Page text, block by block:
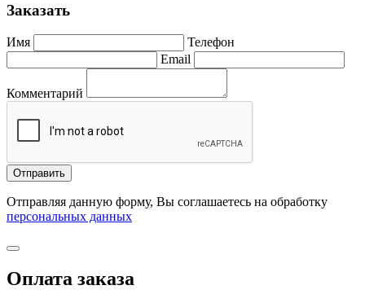
Заказать
Имя
Телефон
Email
Комментарий
Отправить
Отправляя данную форму, Вы соглашаетесь на обработку
персональных данных
Оплата заказа